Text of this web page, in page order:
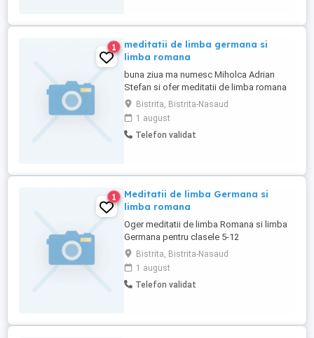
1
meditatii de limba germana si
limba romana
buna ziua ma numesc Miholca Adrian
Stefan si ofer meditatii de limba romana
si limba germana toate clasele
Bistrita, Bistrita-Nasaud
1 august
Telefon validat
1
Meditatii de limba Germana si
limba romana
Oger meditatii de limba Romana si limba
Germana pentru clasele 5-12
Bistrita, Bistrita-Nasaud
1 august
Telefon validat